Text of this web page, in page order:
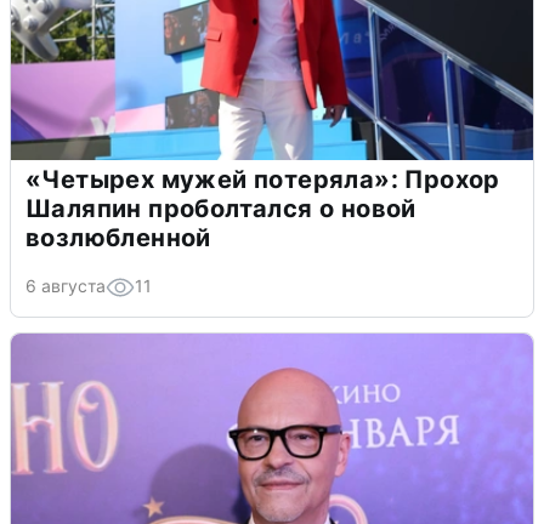
«Четырех мужей потеряла»: Прохор
Шаляпин проболтался о новой
возлюбленной
6 августа 11